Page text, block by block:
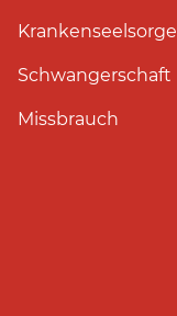
Krankenseelsorge
Schwangerschaft
Missbrauch